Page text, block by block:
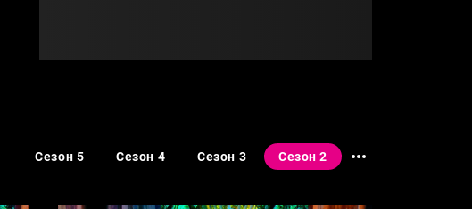
Сезон 5 Сезон 4 Сезон 3 Сезон 2